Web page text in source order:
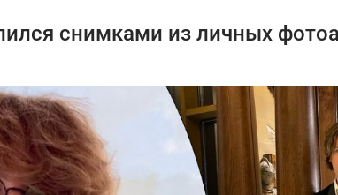
снимками из личных